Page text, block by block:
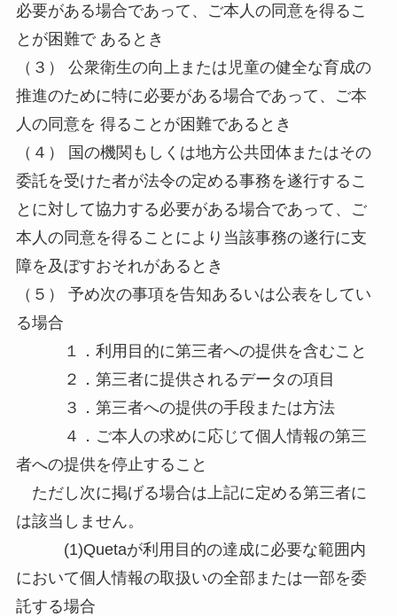
必要がある場合であって、ご本人の同意を得るこ
とが困難で あるとき
（３） 公衆衛生の向上または児童の健全な育成の
推進のために特に必要がある場合であって、ご本
人の同意を 得ることが困難であるとき
（４） 国の機関もしくは地方公共団体またはその
委託を受けた者が法令の定める事務を遂行するこ
とに対して協力する必要がある場合であって、ご
本人の同意を得ることにより当該事務の遂行に支
障を及ぼすおそれがあるとき
（５） 予め次の事項を告知あるいは公表をしてい
る場合
１．利用目的に第三者への提供を含むこと
２．第三者に提供されるデータの項目
３．第三者への提供の手段または方法
４．ご本人の求めに応じて個人情報の第三
者への提供を停止すること
ただし次に掲げる場合は上記に定める第三者に
は該当しません。
(1)Quetaが利用目的の達成に必要な範囲内
において個人情報の取扱いの全部または一部を委
託する場合